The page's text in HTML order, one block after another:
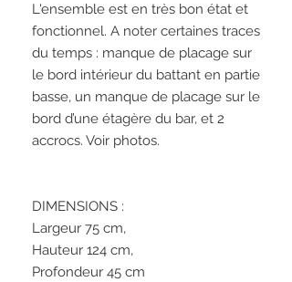
L'ensemble est en très bon état et
fonctionnel. A noter certaines traces
du temps : manque de placage sur
le bord intérieur du battant en partie
basse, un manque de placage sur le
bord d’une étagère du bar, et 2
accrocs. Voir photos.
DIMENSIONS :
Largeur 75 cm,
Hauteur 124 cm,
Profondeur 45 cm